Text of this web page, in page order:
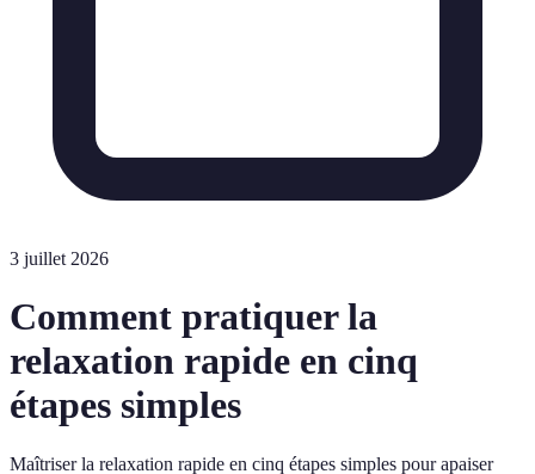
3 juillet 2026
Comment pratiquer la
relaxation rapide en cinq
étapes simples
Maîtriser la relaxation rapide en cinq étapes simples pour apaiser